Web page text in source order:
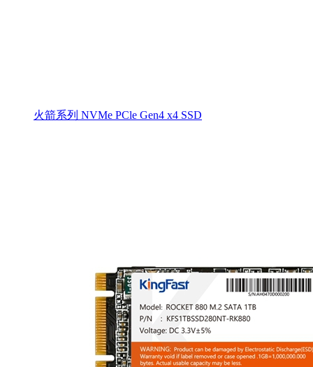
火箭系列 NVMe PCle Gen4 x4 SSD